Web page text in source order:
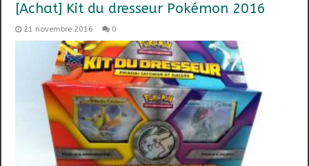
[Achat] Kit du dresseur Pokémon 2016
21 novembre 2016 0